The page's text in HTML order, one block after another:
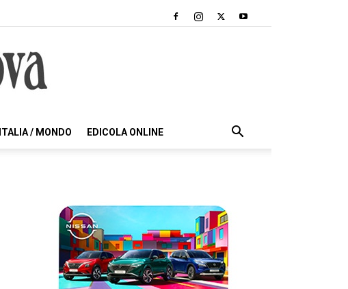
ITALIA / MONDO EDICOLA ONLINE